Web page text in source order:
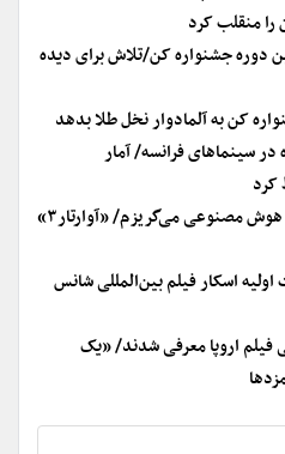
را منقلب کرد
دوره جشنواره کن/تلاش برای دیده
کن به آلمادوار نخل طلا بدهد
سینماهای فرانسه/ آمار
جیمز کامرون: از سلطه هوش مصنوعی می‌گریزم/ «آوارتار۳»
اولیه اسکار فیلم بین‌المللی شانس
فیلم اروپا معرفی شدند/ «یک